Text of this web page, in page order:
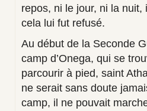
repos, ni le jour, ni la
cela lui fut refusé.
Au début de la Seconde
camp d’Onega, qui se
parcourir à pied, saint
ne serait sans doute
camp, il ne pouvait